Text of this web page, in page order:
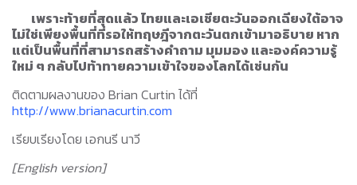
เพราะท้ายที่สุดแล้ว ไทยและเอเชียตะวันออกเฉียงใต้อาจ
ไม่ใช่เพียงพื้นที่ที่รอให้ทฤษฎีจากตะวันตกเข้ามาอธิบาย หาก
แต่เป็นพื้นที่ที่สามารถสร้างคำถาม มุมมอง และองค์ความรู้
ใหม่ ๆ กลับไปท้าทายความเข้าใจของโลกได้เช่นกัน
ติดตามผลงานของ Brian Curtin ได้ที่
http://www.brianacurtin.com
เรียบเรียงโดย เอกนรี นาวี
[English version]